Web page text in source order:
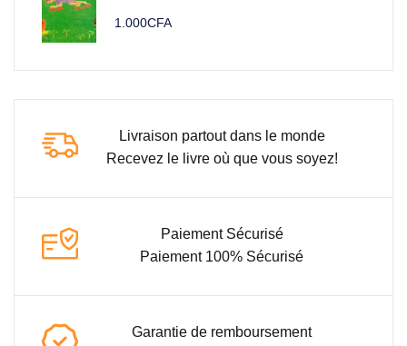
1.000CFA
Livraison partout dans le monde
Recevez le livre où que vous soyez!
Paiement Sécurisé
Paiement 100% Sécurisé
Garantie de remboursement